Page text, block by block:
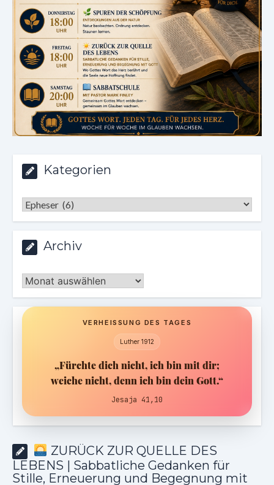
Kategorien
Kategorien
Archiv
Archiv
VERHEISSUNG DES TAGES
Luther 1912
„Fürchte dich nicht, ich bin mit dir;
weiche nicht, denn ich bin dein Gott.“
Jesaja 41,10
ZURÜCK ZUR QUELLE DES
LEBENS | Sabbatliche Gedanken für
Stille, Erneuerung und Begegnung mit